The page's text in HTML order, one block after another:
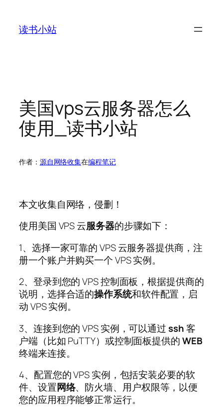
读书小站
美国vps云服务器怎么
使用_读书小站
作者： 源自网络收集在编程笔记
本文收集自网络，侵删！
使用美国 VPS 云服务器的步骤如下：
1、选择一家可靠的 VPS 云服务器提供商，注
册一个账户并购买一个 VPS 实例。
2、登录到您的 VPS 控制面板，根据提供商的
说明，选择合适的操作系统和软件配置，启
动 VPS 实例。
3、连接到您的 VPS 实例，可以通过ssh客
户端（比如 PuTTY）或控制面板提供的WEB
终端来连接。
4、配置您的 VPS 实例，包括安装必要的软
件、设置网络、防火墙、用户权限等，以便
您的应用程序能够正常运行。